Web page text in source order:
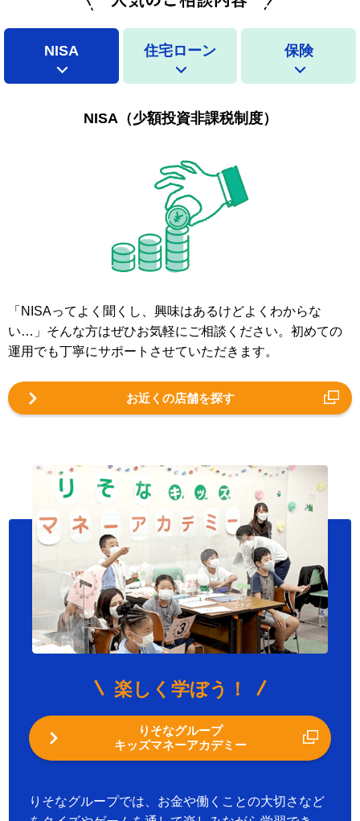
NISA 住宅ローン 保険
NISA（少額投資非課税制度）
「NISAってよく聞くし、興味はあるけどよくわからな
い…」そんな方はぜひお気軽にご相談ください。初めての
運用でも丁寧にサポートさせていただきます。
お近くの店舗を探す
楽しく学ぼう！
りそなグループ
キッズマネーアカデミー
りそなグループでは、お金や働くことの大切さなど